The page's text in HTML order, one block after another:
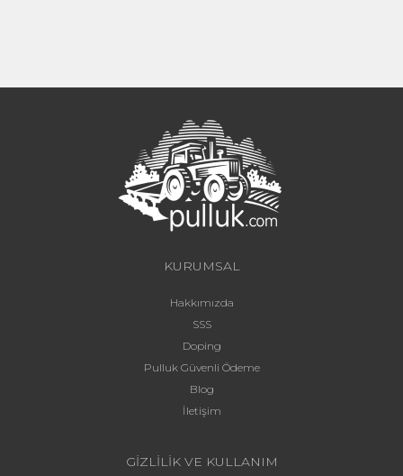
KURUMSAL
Hakkımızda
SSS
Doping
Pulluk Güvenli Ödeme
Blog
İletişim
GİZLİLİK VE KULLANIM